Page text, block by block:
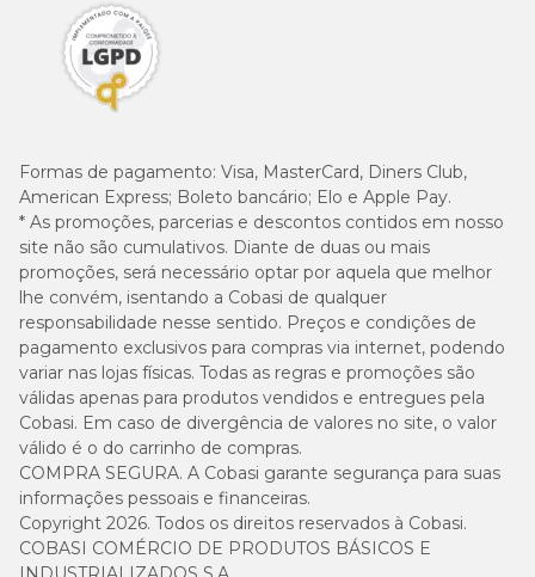
Formas de pagamento: Visa, MasterCard, Diners Club,
American Express; Boleto bancário; Elo e Apple Pay.
* As promoções, parcerias e descontos contidos em nosso
site não são cumulativos. Diante de duas ou mais
promoções, será necessário optar por aquela que melhor
lhe convém, isentando a Cobasi de qualquer
responsabilidade nesse sentido. Preços e condições de
pagamento exclusivos para compras via internet, podendo
variar nas lojas físicas. Todas as regras e promoções são
válidas apenas para produtos vendidos e entregues pela
Cobasi. Em caso de divergência de valores no site, o valor
válido é o do carrinho de compras.
COMPRA SEGURA. A Cobasi garante segurança para suas
informações pessoais e financeiras.
Copyright 2026. Todos os direitos reservados à Cobasi.
COBASI COMÉRCIO DE PRODUTOS BÁSICOS E